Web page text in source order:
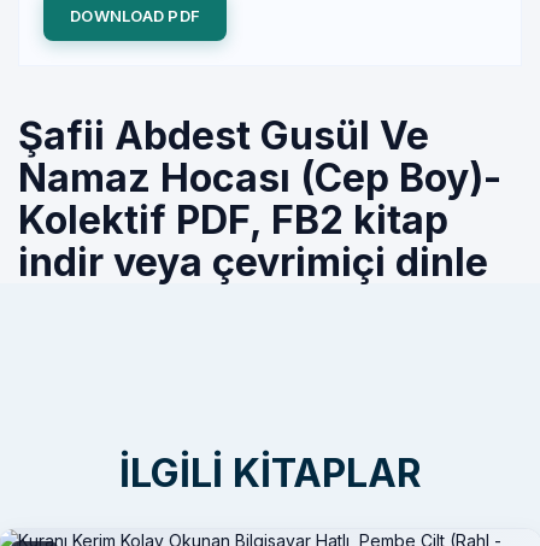
DOWNLOAD PDF
Şafii Abdest Gusül Ve
Namaz Hocası (Cep Boy)-
Kolektif PDF, FB2 kitap
indir veya çevrimiçi dinle
İLGILI KITAPLAR